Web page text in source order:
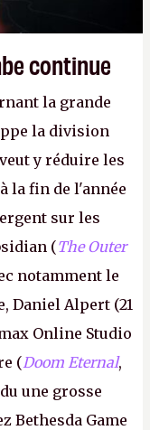
continue
la grande
la division
y réduire les
la fin de l'année
sur les
(The Outer
notamment le
Daniel Alpert (21
Online Studio
(Doom Eternal,
une grosse
Bethesda Game